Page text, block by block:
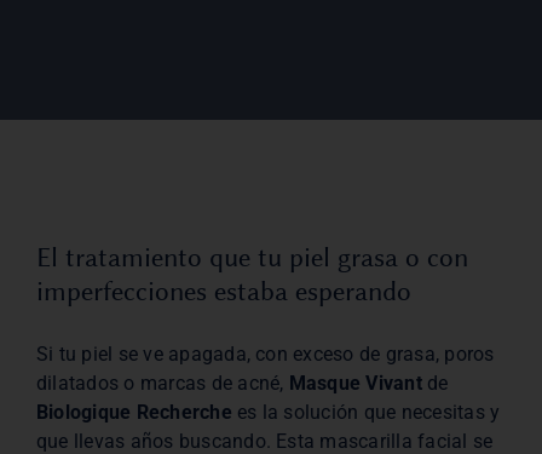
El tratamiento que tu piel grasa o con
imperfecciones estaba esperando
Si tu piel se ve apagada, con exceso de grasa, poros
dilatados o marcas de acné, Masque Vivantde
Biologique Recherche es la solución que necesitas y
que llevas años buscando. Esta mascarilla facial se